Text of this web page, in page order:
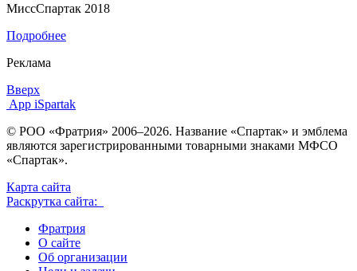
МиссСпартак 2018
Подробнее
Реклама
Вверх
App iSpartak
© РОО «Фратрия» 2006–2026. Название «Спартак» и эмблема
являются зарегистрированными товарными знаками МФСО
«Спартак».
Карта сайта
Раскрутка сайта:
Фратрия
О сайте
Об организации